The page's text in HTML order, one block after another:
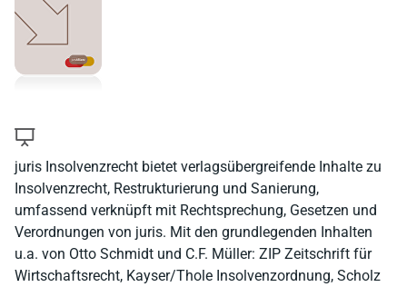
juris Insolvenzrecht bietet verlagsübergreifende Inhalte zu
Insolvenzrecht, Restrukturierung und Sanierung,
umfassend verknüpft mit Rechtsprechung, Gesetzen und
Verordnungen von juris. Mit den grundlegenden Inhalten
u.a. von Otto Schmidt und C.F. Müller: ZIP Zeitschrift für
Wirtschaftsrecht, Kayser/Thole Insolvenzordnung, Scholz